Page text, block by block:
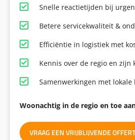
Snelle reactietijden bij
Betere servicekwaliteit &
Efficiëntie in logistiek met
Kennis over de regio en zijn
Samenwerkingen met lokale
Woonachtig in de regio en toe
VRAAG EEN VRIJBLIJVENDE